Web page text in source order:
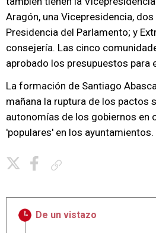
Aragón, una Vicepresidencia,
Presidencia del Parlamento; y
consejería. Las cinco
aprobado los presupuestos para
La formación de Santiago
mañana la ruptura de los pactos
autonomías de los gobiernos en
'populares' en los ayuntamientos.
De un vistazo